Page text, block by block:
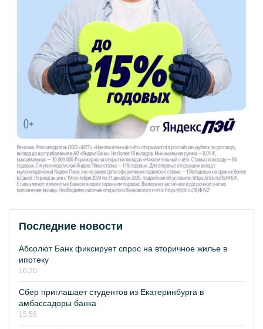
Последние новости
Абсолют Банк фиксирует спрос на вторичное жилье в
ипотеку
16:20
Сбер приглашает студентов из Екатеринбурга в
амбассадоры банка
15:56